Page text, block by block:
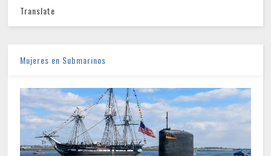
Translate
Mujeres en Submarinos